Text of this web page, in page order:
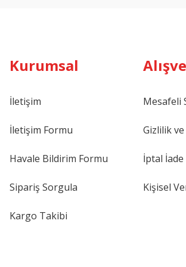
Kurumsal
İletişim
İletişim Formu
Havale Bildirim Formu
Sipariş Sorgula
Kargo Takibi
Mesafeli
Gizlilik
İptal
Kişisel